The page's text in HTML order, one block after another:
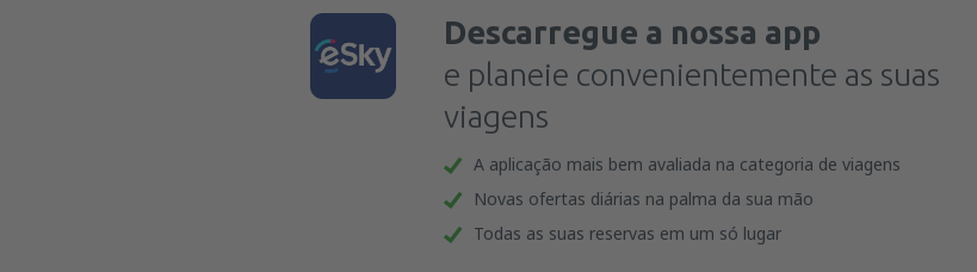
Descarregue a nossa app
e planeie convenientemente as suas
viagens
A aplicação mais bem avaliada na categoria de viagens
Novas ofertas diárias na palma da sua mão
Todas as suas reservas em um só lugar